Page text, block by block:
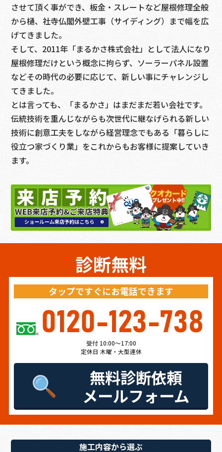
させて頂く事ができ、板金・スレートなど屋根修理全般
から樋、社寺仏閣外壁工事（サイディング）まで幅を広
げてきました。
そして、2011年「まるかさ株式会社」として法人になり
屋根修理だけという概念に拘らず、ソーラーパネル設置
などその時代の必要に応じて、新しい事にチャレンジし
てきました。
とは言っても、「まるかさ」はまだまだ若い会社です。
伝統技術を重んじながらも次世代に継なげられる新しい
技術に創意工夫をしながら経営理念でもある「暮らしに
役立つ家づくり業」をこれからもお客様に提案していき
ます。
診断無料
タップですぐにお電話できます
0120-123-738
受付 10:00～17:00
定休日 木曜・大型連休
無料診断依頼
メールフォーム
施工内容から選ぶ